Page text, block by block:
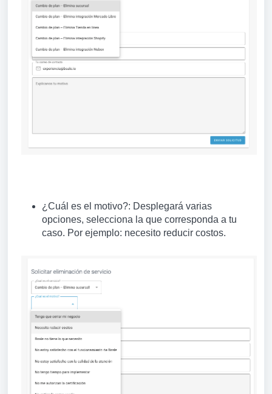
¿Cuál es el motivo?: Desplegará varias
opciones, selecciona la que corresponda a tu
caso. Por ejemplo: necesito reducir costos.